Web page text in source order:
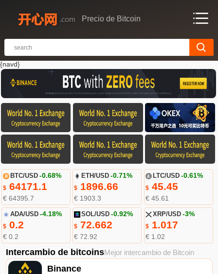
Precio de Bitcoin
{navd}
BTC/USD -0.68%
$64171.1
€ 64395.7
ETH/USD -0.71%
$ 1896.66
€ 1903.3
LTC/USD -0.61%
$45.45
€ 45.61
ADA/USD -4.18%
$0.2
€ 0.2
SOL/USD -0.92%
$ 72.662
€ 72.92
XRP/USD -3%
$1.017
€ 1.02
Intercambio de bitcoinsMejor intercambio de Bitcoin
Binance